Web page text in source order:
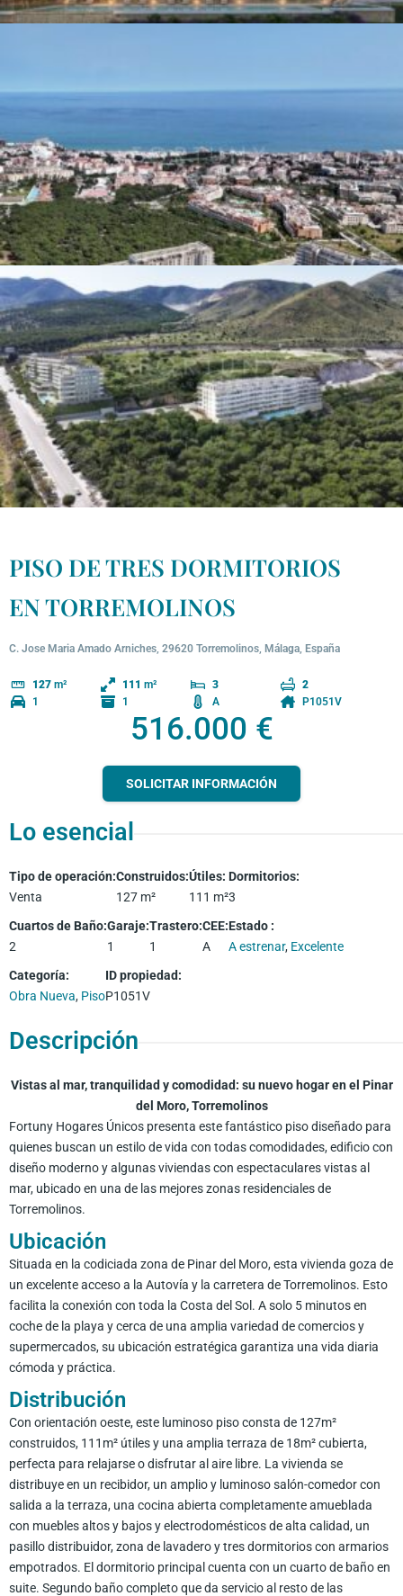
PISO DE TRES DORMITORIOS
EN TORREMOLINOS
C. Jose Maria Amado Arniches, 29620 Torremolinos, Málaga, España
127 m² 111 m² 3
2
1
1 A P1051V
516.000 €
SOLICITAR INFORMACIÓN
Lo esencial
Tipo de operación:
Venta
Construidos:
127 m²
Útiles:
111 m²
Dormitorios:
3
Cuartos de Baño:
2
Garaje:
1
Trastero:
1
CEE:
A
Estado :
A estrenar, Excelente
Categoría:
Obra Nueva, Piso
ID propiedad:
P1051V
Descripción
Vistas al mar, tranquilidad y comodidad: su nuevo hogar en el Pinar
del Moro, Torremolinos
Fortuny Hogares Únicos presenta este fantástico piso diseñado para
quienes buscan un estilo de vida con todas comodidades, edificio con
diseño moderno y algunas viviendas con espectaculares vistas al
mar, ubicado en una de las mejores zonas residenciales de
Torremolinos.
Ubicación
Situada en la codiciada zona de Pinar del Moro, esta vivienda goza de
un excelente acceso a la Autovía y la carretera de Torremolinos. Esto
facilita la conexión con toda la Costa del Sol. A solo 5 minutos en
coche de la playa y cerca de una amplia variedad de comercios y
supermercados, su ubicación estratégica garantiza una vida diaria
cómoda y práctica.
Distribución
Con orientación oeste, este luminoso piso consta de 127m²
construidos, 111m² útiles y una amplia terraza de 18m² cubierta,
perfecta para relajarse o disfrutar al aire libre. La vivienda se
distribuye en un recibidor, un amplio y luminoso salón-comedor con
salida a la terraza, una cocina abierta completamente amueblada
con muebles altos y bajos y electrodomésticos de alta calidad, un
pasillo distribuidor, zona de lavadero y tres dormitorios con armarios
empotrados. El dormitorio principal cuenta con un cuarto de baño en
suite. Segundo baño completo que da servicio al resto de las